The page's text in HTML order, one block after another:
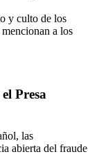
y culto de los
a los
Presa
las
abierta del fraude